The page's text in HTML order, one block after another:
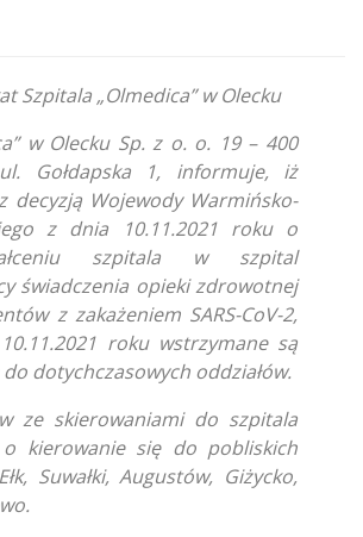
Szpitala „Olmedica” w Olecku
w Olecku Sp. z o. o. 19 – 400
Gołdapska 1, informuje, iż
decyzją Wojewody Warmińsko-
z dnia 10.11.2021 roku o
szpitala w szpital
świadczenia opieki zdrowotnej
z zakażeniem SARS-CoV-2,
roku wstrzymane są
dotychczasowych oddziałów.
ze skierowaniami do szpitala
kierowanie się do pobliskich
Suwałki, Augustów, Giżycko,